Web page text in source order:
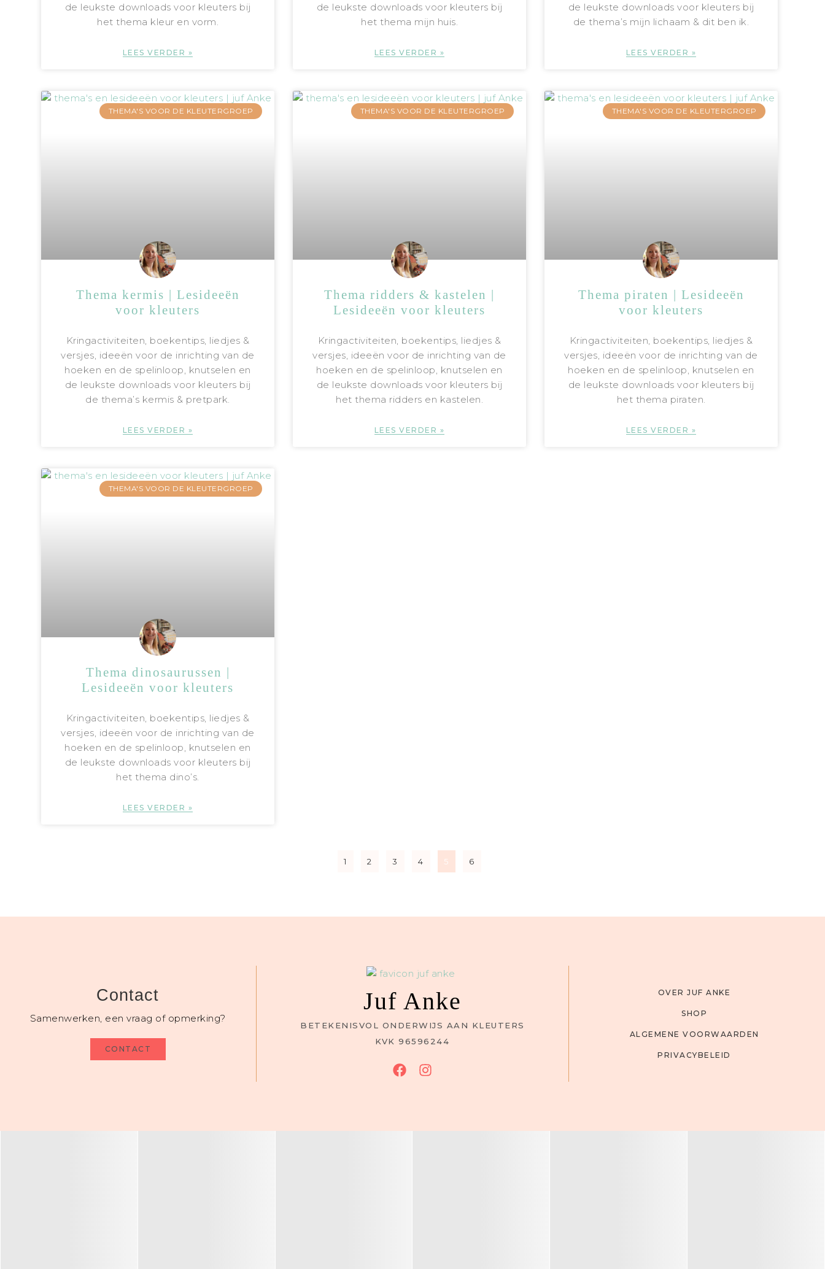
de leukste downloads voor kleuters bij
het thema kleur en vorm.
LEES VERDER »
de leukste downloads voor kleuters bij
het thema mijn huis.
LEES VERDER »
de leukste downloads voor kleuters bij
de thema’s mijn lichaam & dit ben ik.
LEES VERDER »
THEMA'S VOOR DE KLEUTERGROEP
Thema kermis | Lesideeën
voor kleuters
Kringactiviteiten, boekentips, liedjes &
versjes, ideeën voor de inrichting van de
hoeken en de spelinloop, knutselen en
de leukste downloads voor kleuters bij
de thema’s kermis & pretpark.
LEES VERDER »
THEMA'S VOOR DE KLEUTERGROEP
Thema ridders & kastelen |
Lesideeën voor kleuters
Kringactiviteiten, boekentips, liedjes &
versjes, ideeën voor de inrichting van de
hoeken en de spelinloop, knutselen en
de leukste downloads voor kleuters bij
het thema ridders en kastelen.
LEES VERDER »
THEMA'S VOOR DE KLEUTERGROEP
Thema piraten | Lesideeën
voor kleuters
Kringactiviteiten, boekentips, liedjes &
versjes, ideeën voor de inrichting van de
hoeken en de spelinloop, knutselen en
de leukste downloads voor kleuters bij
het thema piraten.
LEES VERDER »
THEMA'S VOOR DE KLEUTERGROEP
Thema dinosaurussen |
Lesideeën voor kleuters
Kringactiviteiten, boekentips, liedjes &
versjes, ideeën voor de inrichting van de
hoeken en de spelinloop, knutselen en
de leukste downloads voor kleuters bij
het thema dino’s.
LEES VERDER »
1 2 3 4 5 6
Contact
Samenwerken, een vraag of opmerking?
CONTACT
Juf Anke
BETEKENISVOL ONDERWIJS AAN KLEUTERS
KVK 96596244
OVER JUF ANKE
SHOP
ALGEMENE VOORWAARDEN
PRIVACYBELEID